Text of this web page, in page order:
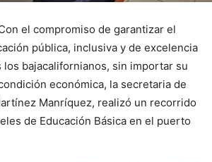
el compromiso de garantizar el
pública, inclusiva y de excelencia
los bajacalifornianos, sin importar su
económica, la secretaria de
Manríquez, realizó un recorrido
de Educación Básica en el puerto